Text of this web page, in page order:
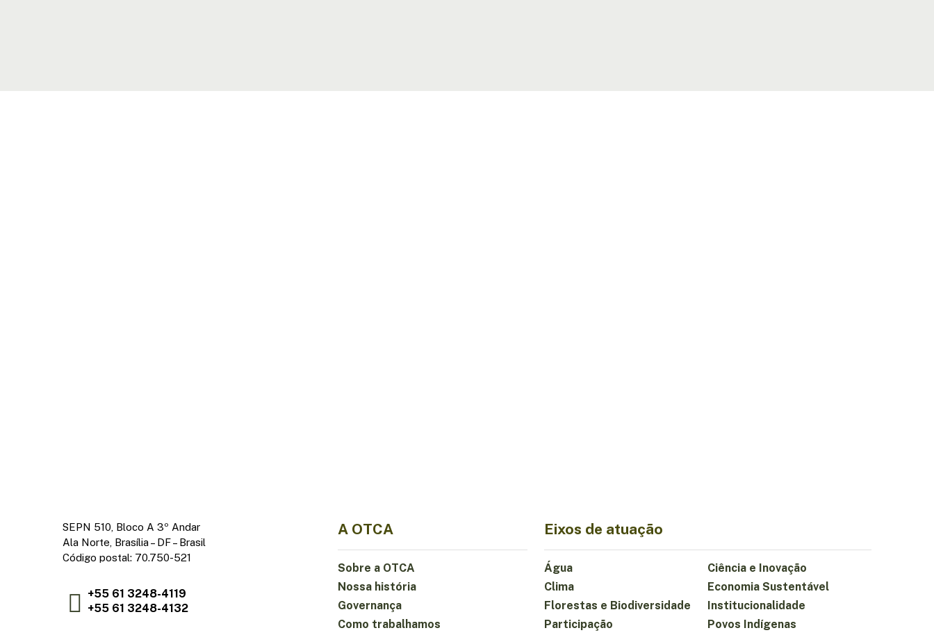
SEPN 510, Bloco A 3º Andar
Ala Norte, Brasília – DF – Brasil
Código postal: 70.750-521
+55 61 3248-4119
+55 61 3248-4132
A OTCA
Sobre a OTCA
Nossa história
Governança
Como trabalhamos
Eixos de atuação
Água
Ciência e Inovação
Clima
Economia Sustentável
Florestas e Biodiversidade
Institucionalidade
Participação
Povos Indígenas